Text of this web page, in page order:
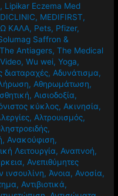
, Lipikar Eczema Med
, MEDIFIRST,
ΚΑΛΑ, Pets, Pfizer,
Saffron &
The Antiagers,The Medical
Video,Wu wei,Yoga,
διαταραχές, Αδυνάτισμα,
, Αθηρωμάτωση,
, Αισιοδοξία,
κύκλος, Ακινησία,
, Αλτρουισμός,
,
, Ανακούφιση,
Λειτουργία, Αναπνοή,
, Ανεπιθύμητες
ινσουλίνη, Άνοια, Ανοσία,
, Αντιβιοτικά,